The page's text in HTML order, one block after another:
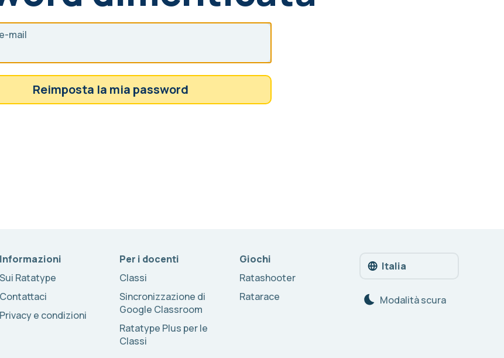
mail
Reimposta la mia password
Informazioni
Sui Ratatype
Contattaci
Privacy e condizioni
Per i docenti
Classi
Sincronizzazione di
Google Classroom
Ratatype Plus per le
Classi
Giochi
Ratashooter
Ratarace
Italia
Modalità scura